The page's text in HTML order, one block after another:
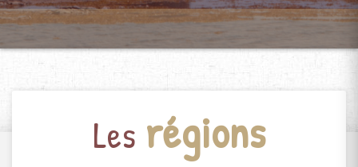
Les régions